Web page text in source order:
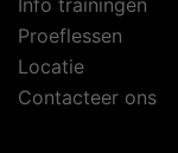
Info trainingen
Proeflessen
Locatie
Contacteer ons